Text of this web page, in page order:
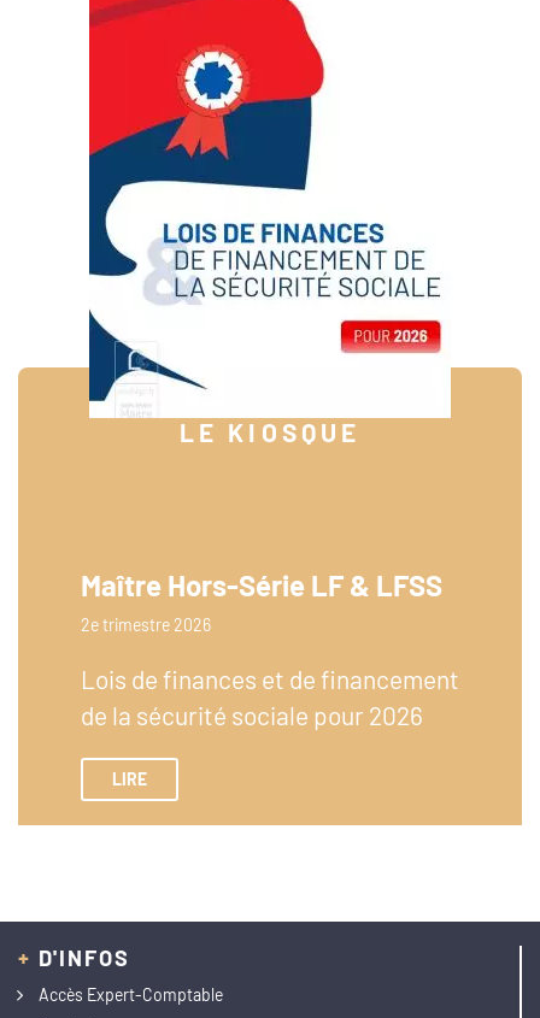
LE KIOSQUE
Maître Hors-Série LF & LFSS
2e trimestre 2026
Lois de finances et de financement
de la sécurité sociale pour 2026
LIRE
+ D'INFOS
Accès Expert-Comptable